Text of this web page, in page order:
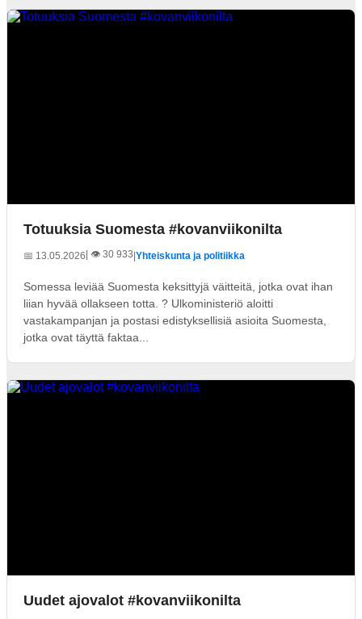
Totuuksia Suomesta #kovanviikonilta
📅 13.05.2026 | 👁️ 30 933|Yhteiskunta ja politiikka
Somessa leviää Suomesta keksittyjä väitteitä, jotka ovat ihan
liian hyvää ollakseen totta. ? Ulkoministeriö aloitti
vastakampanjan ja postasi edistyksellisiä asioita Suomesta,
jotka ovat täyttä faktaa...
Uudet ajovalot #kovanviikonilta